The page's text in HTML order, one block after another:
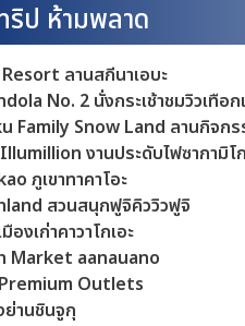
ริป ห้ามพลาด
ลานสกีนาเอบะ
No. 2 นั่งกระเช้าชมวิวเทือก
Family Snow Land ลานกิจกร
งานประดับไฟซากามิโ
ภูเขาทาคาโอะ
สวนสนุกฟูจิคิววิวฟูจิ
องเก่าคาวาโกเอะ
Market aanauano
Outlets
านชินจูกุ